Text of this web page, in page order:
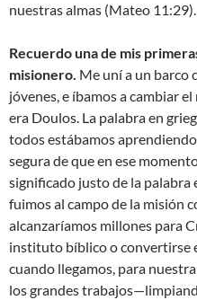
nuestras almas (Mateo 11:29).
Recuerdo una de mis
misionero. Me uní a un barco
jóvenes, e íbamos a cambiar
era Doulos. La palabra en
todos estábamos
segura de que en ese
significado justo de la palabra
fuimos al campo de la misión
alcanzaríamos millones para
instituto bíblico o convertirse
cuando llegamos, para
los grandes